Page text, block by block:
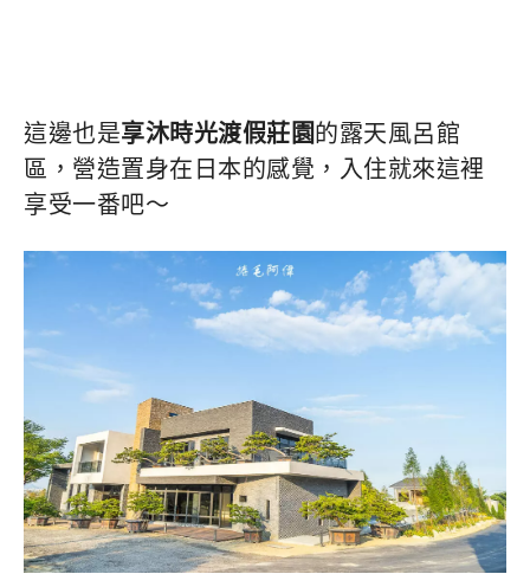
這邊也是享沐時光渡假莊園的露天風呂館
區，營造置身在日本的感覺，入住就來這裡
享受一番吧～